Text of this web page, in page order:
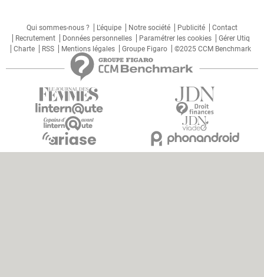
Qui sommes-nous ? L'équipe Notre société Publicité
Contact
Recrutement
Données personnelles Paramétrer les cookies
Gérer Utiq
Charte
RSS Mentions légales Groupe Figaro ©2025 CCM Benchmark